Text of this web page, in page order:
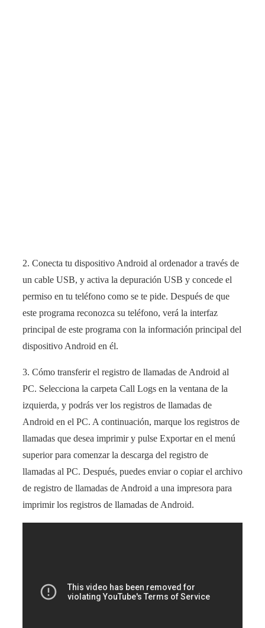
2. Conecta tu dispositivo Android al ordenador a través de
un cable USB, y activa la depuración USB y concede el
permiso en tu teléfono como se te pide. Después de que
este programa reconozca su teléfono, verá la interfaz
principal de este programa con la información principal del
dispositivo Android en él.
3. Cómo transferir el registro de llamadas de Android al
PC. Selecciona la carpeta Call Logs en la ventana de la
izquierda, y podrás ver los registros de llamadas de
Android en el PC. A continuación, marque los registros de
llamadas que desea imprimir y pulse Exportar en el menú
superior para comenzar la descarga del registro de
llamadas al PC. Después, puedes enviar o copiar el archivo
de registro de llamadas de Android a una impresora para
imprimir los registros de llamadas de Android.